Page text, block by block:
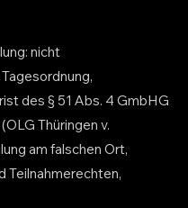
nicht
des § 51 Abs. 4 GmbHG
Thüringen v.
am falschen Ort,
Teilnahmerechten,